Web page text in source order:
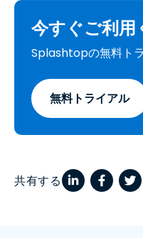
今すぐご利用
Splashtopの無料ト
無料トライアル
共有する